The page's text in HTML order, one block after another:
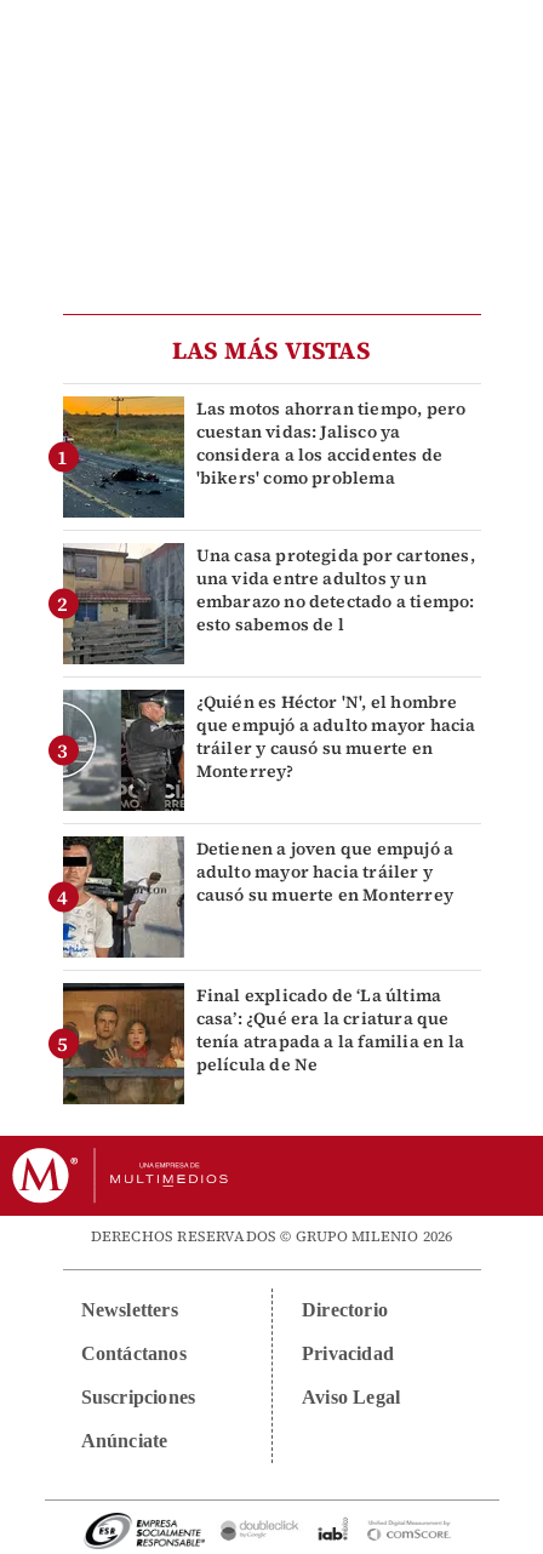
LAS MÁS VISTAS
Las motos ahorran tiempo, pero
cuestan vidas: Jalisco ya
considera a los accidentes de
'bikers' como problema
Una casa protegida por cartones,
una vida entre adultos y un
embarazo no detectado a tiempo:
esto sabemos de l
¿Quién es Héctor 'N', el hombre
que empujó a adulto mayor hacia
tráiler y causó su muerte en
Monterrey?
Detienen a joven que empujó a
adulto mayor hacia tráiler y
causó su muerte en Monterrey
Final explicado de ‘La última
casa’: ¿Qué era la criatura que
tenía atrapada a la familia en la
película de Ne
DERECHOS RESERVADOS © GRUPO MILENIO 2026
Newsletters
Contáctanos
Suscripciones
Anúnciate
Directorio
Privacidad
Aviso Legal